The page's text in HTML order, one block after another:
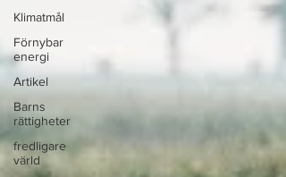
Klimatmål
Förnybar
energi
Artikel
Barns
rättigheter
fredligare
värld